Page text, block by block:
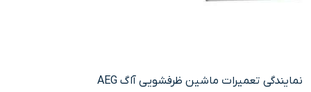
نمایندگی تعمیرات ماشین ظرفشویی آاگ AEG